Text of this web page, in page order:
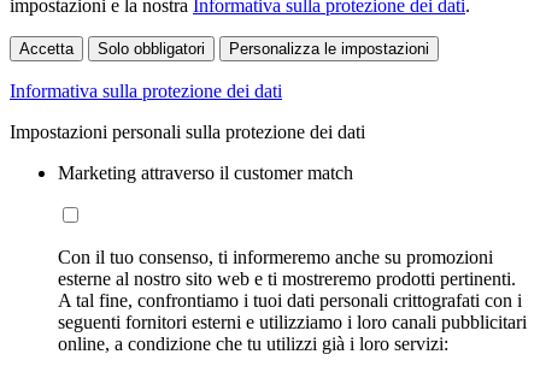
impostazioni e la nostra Informativa sulla protezione dei dati.
Accetta Solo obbligatori Personalizza le impostazioni
Informativa sulla protezione dei dati
Impostazioni personali sulla protezione dei dati
Marketing attraverso il customer match
Con il tuo consenso, ti informeremo anche su promozioni
esterne al nostro sito web e ti mostreremo prodotti pertinenti.
A tal fine, confrontiamo i tuoi dati personali crittografati con i
seguenti fornitori esterni e utilizziamo i loro canali pubblicitari
online, a condizione che tu utilizzi già i loro servizi: